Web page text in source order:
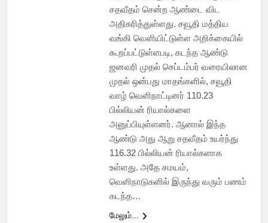
சதவீதம் சென்ற ஆண்டை விட
அதிகரித்துள்ளது. சவூதி மத்திய
வங்கி வெளியிட்டுள்ள அறிக்கையில்
கூறப்பட்டுள்ளபடி, கடந்த ஆண்டு
ஜனவரி முதல் செப்டம்பர் வரையிலான
முதல் ஒன்பது மாதங்களில், சவூதி
வாழ் வெளிநாட்டினர் 110.23
பில்லியன் ரியால்களை
அனுப்பியுள்ளனர். ஆனால் இந்த
ஆண்டு அது ஆறு சதவீதம் உயர்ந்து
116.32 பில்லியன் ரியால்களாக
உள்ளது. அதே சமயம்,
வெளிநாடுகளில் இருந்து வரும் பணம்
கடந்த…
மேலும்...